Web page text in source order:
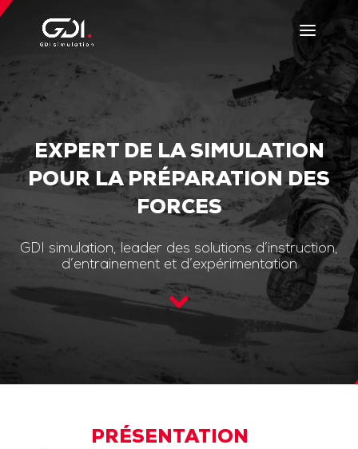
EXPERT DE LA SIMULATION
POUR LA PRÉPARATION DES
FORCES
GDI simulation, leader des solutions d’instruction,
d’entrainement et d’expérimentation
PRÉSENTATION